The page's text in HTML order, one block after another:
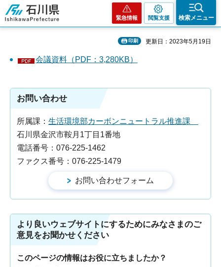
石川県
緊急情報 閲覧支援 検索メニュー
印刷 更新日：2023年5月19日
会議資料（PDF：3,280KB）
お問い合わせ
所属課： 生活環境部カーボンニュートラル推進課
石川県金沢市鞍月1丁目1番地
電話番号：076-225-1462
ファクス番号：076-225-1479
より良いウェブサイトにするためにみなさまのご
意見をお聞かせください
このページの情報はお役に立ちましたか？